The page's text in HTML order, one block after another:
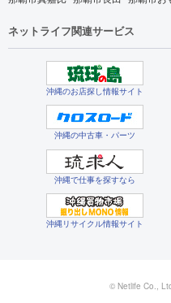
ネットライフ関連サービス
沖縄のお店探し情報サイト
沖縄の中古車・パーツ
沖縄で仕事を探すなら
沖縄リサイクル情報サイト
© Netlife Co.,